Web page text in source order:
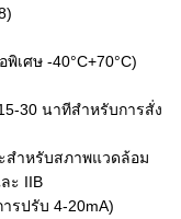
เศษ -40°C+70°C)
30 นาทีสําหรับการสั่ง
สําหรับสภาพแวดล้อม
ะ IIB
ปรับ 4-20mA)